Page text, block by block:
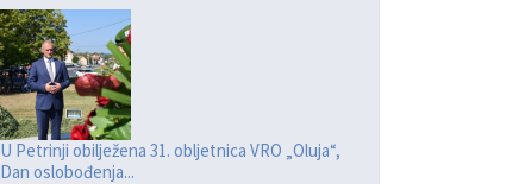
U Petrinji obilježena 31. obljetnica VRO „Oluja“,
Dan oslobođenja...